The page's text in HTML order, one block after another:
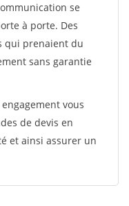
se
à porte. Des
qui prenaient du
sans garantie
vous
de devis en
et ainsi assurer un